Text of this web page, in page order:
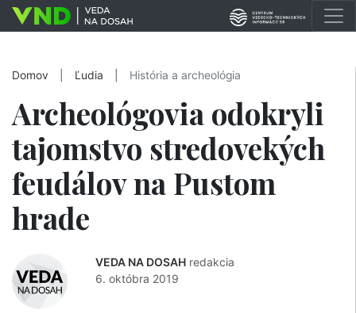
Domov Ľudia História a archeológia
Archeológovia odokryli
tajomstvo stredovekých
feudálov na Pustom
hrade
VEDA NA DOSAH redakcia
6. októbra 2019